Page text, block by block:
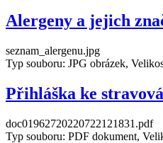
Alergeny a jejich
seznam_alergenu.jpg
Typ souboru: JPG obrázek,
Přihláška ke
doc01962720220722121831.pdf
Typ souboru: PDF dokument,